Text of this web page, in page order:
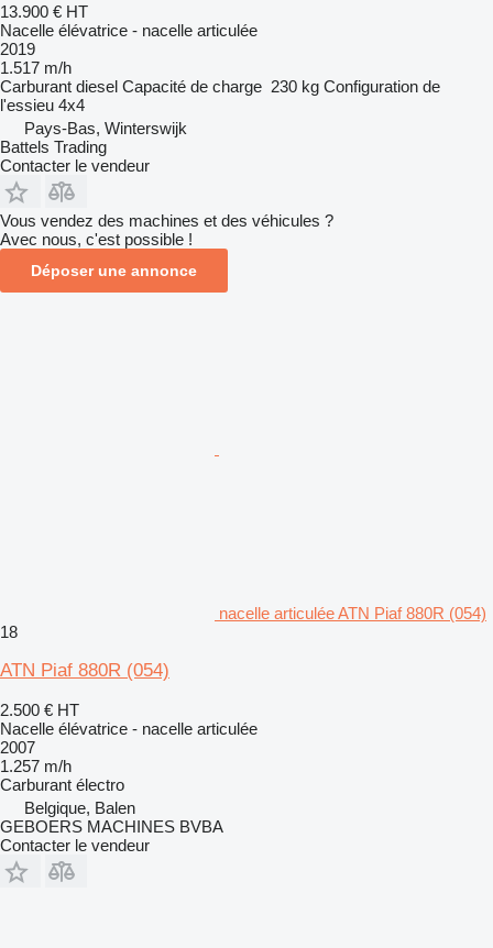
13.900 € HT
Nacelle élévatrice - nacelle articulée
2019
1.517 m/h
Carburant diesel Capacité de charge 230 kg Configuration de
l'essieu 4x4
Pays-Bas, Winterswijk
Battels Trading
Contacter le vendeur
Vous vendez des machines et des véhicules ?
Avec nous, c'est possible !
Déposer une annonce
nacelle articulée ATN Piaf 880R (054)
18
ATN Piaf 880R (054)
2.500 € HT
Nacelle élévatrice - nacelle articulée
2007
1.257 m/h
Carburant électro
Belgique, Balen
GEBOERS MACHINES BVBA
Contacter le vendeur